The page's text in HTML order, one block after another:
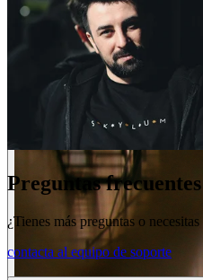
Preguntas frecuentes
¿Tienes más preguntas o
contacta al equipo de soporte